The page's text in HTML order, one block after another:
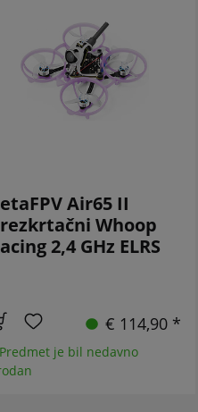
Air65 II
Whoop
2,4 GHz ELRS
€ 114,90 *
je bil nedavno